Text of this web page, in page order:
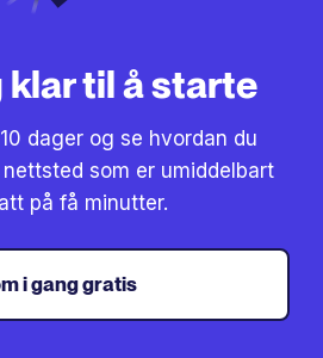
klar til å starte
dager og se hvordan du
som er umiddelbart
på få minutter.
i gang gratis